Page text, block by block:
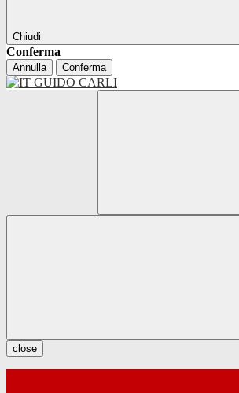
Chiudi
Conferma
Annulla Conferma
close